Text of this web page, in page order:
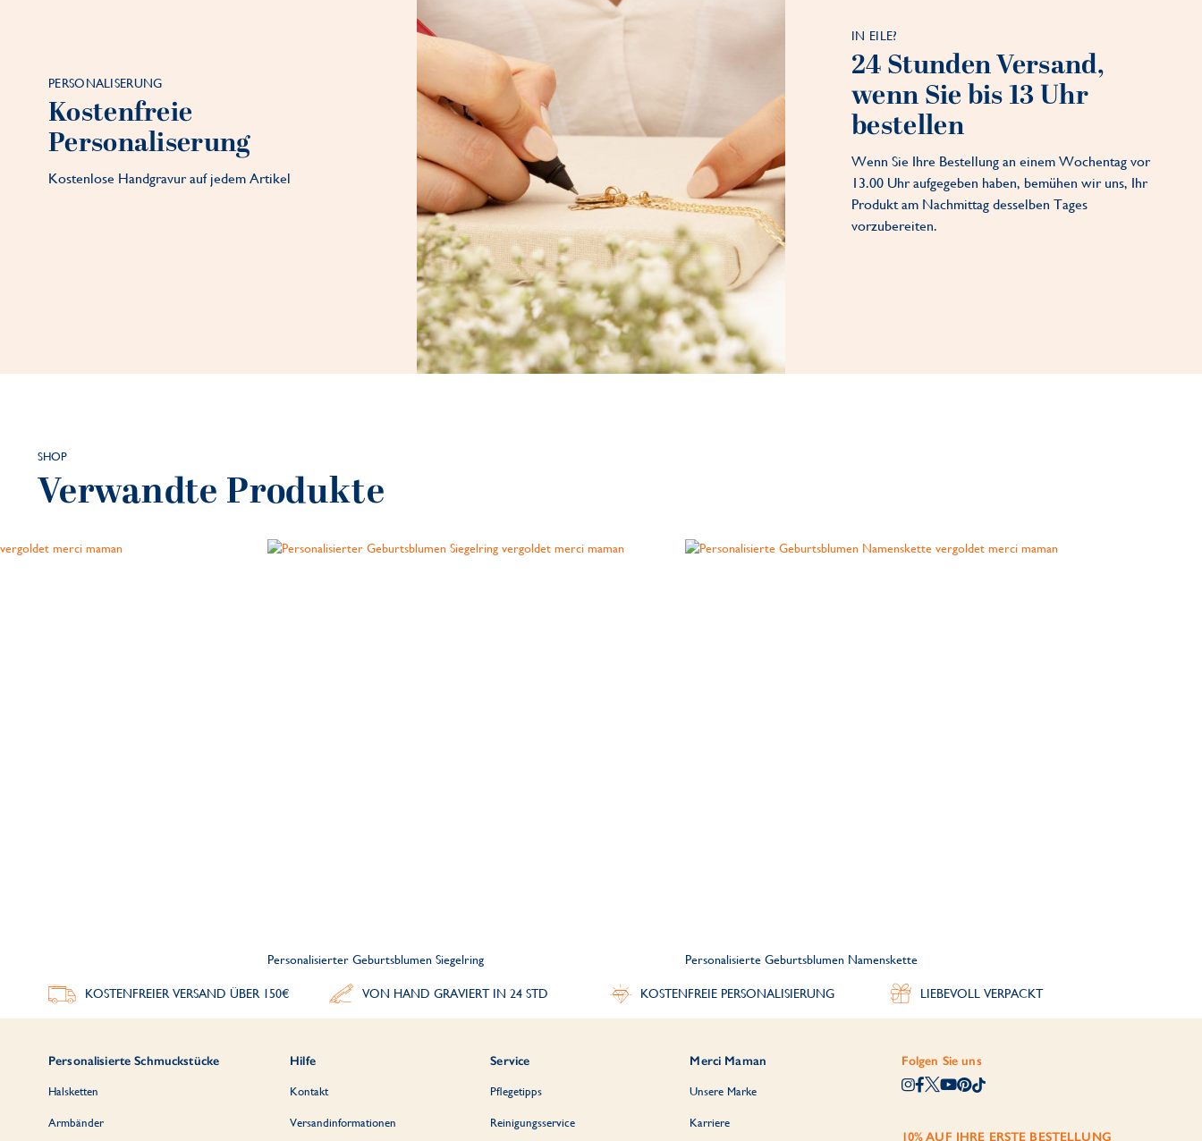
PERSONALISERUNG
Kostenfreie
Personaliserung
Kostenlose Handgravur auf jedem Artikel
IN EILE?
24 Stunden Versand,
wenn Sie bis 13 Uhr
bestellen
Wenn Sie Ihre Bestellung an einem Wochentag vor
13.00 Uhr aufgegeben haben, bemühen wir uns, Ihr
Produkt am Nachmittag desselben Tages
vorzubereiten.
SHOP
Verwandte Produkte
Personalisierter Geburtsblumen Siegelring Personalisierte Geburtsblumen Namenskette
KOSTENFREIER VERSAND ÜBER 150€ VON HAND GRAVIERT IN 24 STD KOSTENFREIE PERSONALISIERUNG LIEBEVOLL VERPACKT
Personalisierte Schmuckstücke
Halsketten
Armbänder
Hilfe
Kontakt
Versandinformationen
Service
Pflegetipps
Reinigungsservice
Merci Maman
Unsere Marke
Karriere
Folgen Sie uns
10% AUF IHRE ERSTE BESTELLUNG